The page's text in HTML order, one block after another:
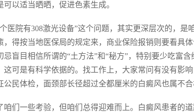
可以适当晒晒，促进色素生成。
医院有308激光设备”这个问题，其实更深层次的，
，得按当地医保局的规定来，商业保险报销则要看具
忌盲目相信所谓的“土方法”和“秘方”，特别要少吃富
这可是有科学依据的。找工作上，大家常问有没有影
公民体检，面颈部长径超过全都厘米的白癜风也属不
咱们一些考验，但咱们总得迎难而上。白癜风患者的